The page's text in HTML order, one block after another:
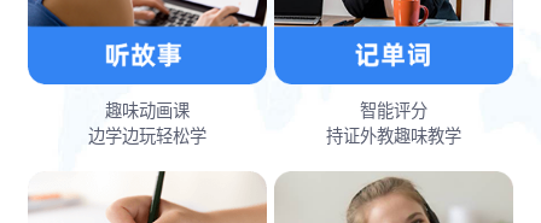
趣味动画课
边学边玩轻松学
智能评分
持证外教趣味教学